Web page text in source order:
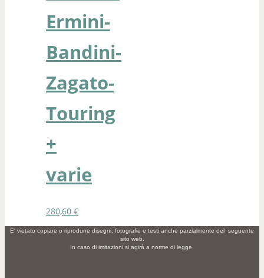
Ermini-
Bandini-
Zagato-
Touring
+
varie
280,60 €
E' vietato copiare o riprodurre disegni, fotografie e testi anche parzialmente del seguente
sito web.
In caso di imitazioni si agirà a norme di legge.